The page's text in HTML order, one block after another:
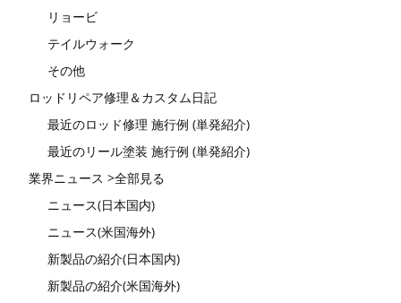
リョービ
テイルウォーク
その他
ロッドリペア修理＆カスタム日記
最近のロッド修理 施行例 (単発紹介)
最近のリール塗装 施行例 (単発紹介)
業界ニュース >全部見る
ニュース(日本国内)
ニュース(米国海外)
新製品の紹介(日本国内)
新製品の紹介(米国海外)